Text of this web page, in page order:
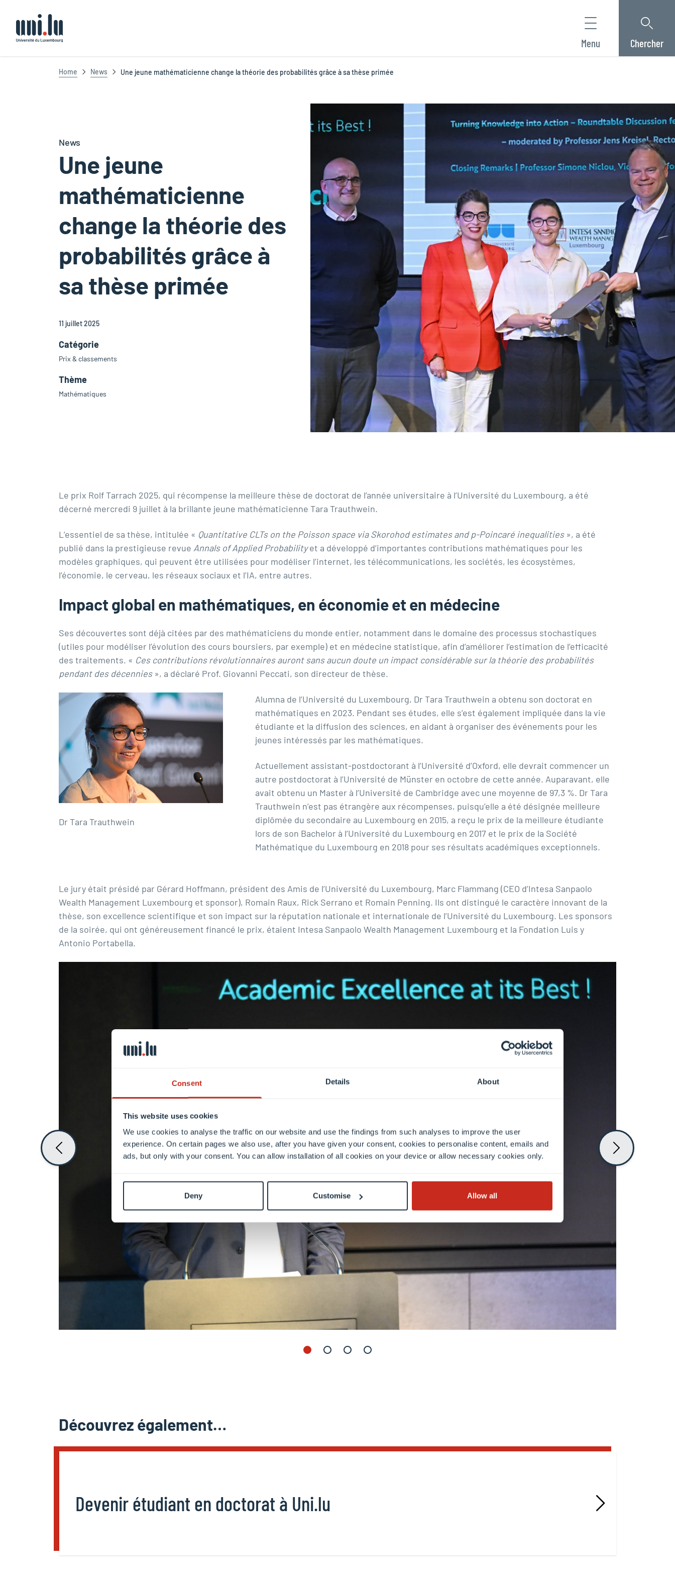
Consent Details About
This website uses cookies
We use cookies to analyse the traffic on our website and use the findings from such analyses to improve the user
experience. On certain pages we also use, after you have given your consent, cookies to personalise content, emails and
ads, but only with your consent. You can allow installation of all cookies on your device or allow necessary cookies only.
Deny Customise Allow all
Menu Chercher
Home News Une jeune mathématicienne change la théorie des probabilités grâce à sa thèse primée
News
Une jeune
mathématicienne
change la théorie des
probabilités grâce à
sa thèse primée
11 juillet 2025
Catégorie
Prix & classements
Thème
Mathématiques
Le prix Rolf Tarrach 2025, qui récompense la meilleure thèse de doctorat de l’année universitaire à l’Université du Luxembourg, a été
décerné mercredi 9 juillet à la brillante jeune mathématicienne Tara Trauthwein.
L’essentiel de sa thèse, intitulée « Quantitative CLTs on the Poisson space via Skorohod estimates and p-Poincaré inequalities», a été
publié dans la prestigieuse revue Annals of Applied Probabilityet a développé d’importantes contributions mathématiques pour les
modèles graphiques, qui peuvent être utilisées pour modéliser l’internet, les télécommunications, les sociétés, les écosystèmes,
l’économie, le cerveau, les réseaux sociaux et l’IA, entre autres.
Impact global en mathématiques, en économie et en médecine
Ses découvertes sont déjà citées par des mathématiciens du monde entier, notamment dans le domaine des processus stochastiques
(utiles pour modéliser l’évolution des cours boursiers, par exemple) et en médecine statistique, afin d’améliorer l’estimation de l’efficacité
des traitements. « Ces contributions révolutionnaires auront sans aucun doute un impact considérable sur la théorie des probabilités
pendant des décennies», a déclaré Prof. Giovanni Peccati, son directeur de thèse.
Dr Tara Trauthwein
Alumna de l’Université du Luxembourg, Dr Tara Trauthwein a obtenu son doctorat en
mathématiques en 2023. Pendant ses études, elle s’est également impliquée dans la vie
étudiante et la diffusion des sciences, en aidant à organiser des événements pour les
jeunes intéressés par les mathématiques.
Actuellement assistant-postdoctorant à l’Université d’Oxford, elle devrait commencer un
autre postdoctorat à l’Université de Münster en octobre de cette année. Auparavant, elle
avait obtenu un Master à l’Université de Cambridge avec une moyenne de 97,3 %. Dr Tara
Trauthwein n’est pas étrangère aux récompenses, puisqu’elle a été désignée meilleure
diplômée du secondaire au Luxembourg en 2015, a reçu le prix de la meilleure étudiante
lors de son Bachelor à l’Université du Luxembourg en 2017 et le prix de la Société
Mathématique du Luxembourg en 2018 pour ses résultats académiques exceptionnels.
Le jury était présidé par Gérard Hoffmann, président des Amis de l’Université du Luxembourg, Marc Flammang (CEO d’Intesa Sanpaolo
Wealth Management Luxembourg et sponsor), Romain Raux, Rick Serrano et Romain Penning. Ils ont distingué le caractère innovant de la
thèse, son excellence scientifique et son impact sur la réputation nationale et internationale de l’Université du Luxembourg. Les sponsors
de la soirée, qui ont généreusement financé le prix, étaient Intesa Sanpaolo Wealth Management Luxembourg et la Fondation Luis y
Antonio Portabella.
Découvrez également…
Devenir étudiant en doctorat à Uni.lu